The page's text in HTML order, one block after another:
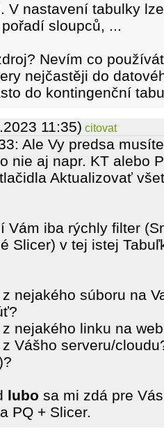
V nastavení tabulky
sloupců, ...
Nevím co
nejčastěji do
do kontingenční
11:35) citovat
Ale Vy predsa
nie aj napr. KT alebo
Aktualizovať
Vám iba rýchly filter
Slicer) v tej istej
nejakého súboru na
nejakého linku na
Vášho serveru/
lubo sa mi zdá pre
PQ + Slicer.